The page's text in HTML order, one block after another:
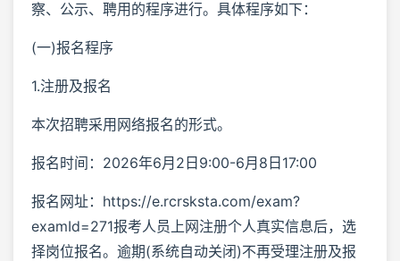
察、公示、聘用的程序进行。具体程序如下：
(一)报名程序
1.注册及报名
本次招聘采用网络报名的形式。
报名时间：2026年6月2日9:00-6月8日17:00
报名网址：https://e.rcrsksta.com/exam?
examId=271报考人员上网注册个人真实信息后，选
择岗位报名。逾期(系统自动关闭)不再受理注册及报